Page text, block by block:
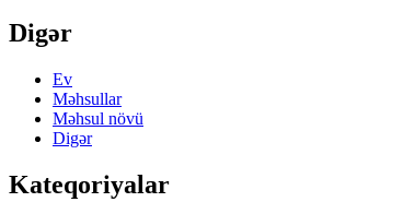
Digər
Ev
Məhsullar
Məhsul növü
Digər
Kateqoriyalar